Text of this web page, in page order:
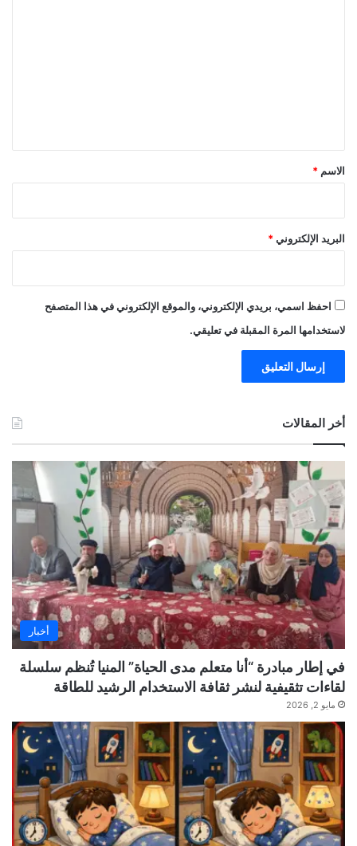
*
الاسم *
البريد الإلكتروني *
احفظ اسمي، بريدي الإلكتروني، والموقع الإلكتروني في هذا المتصفح
لاستخدامها المرة المقبلة في تعليقي.
أخر المقالات
أخبار
في إطار مبادرة “أنا متعلم مدى الحياة” المنيا تُنظم سلسلة
لقاءات تثقيفية لنشر ثقافة الاستخدام الرشيد للطاقة
مايو 2, 2026